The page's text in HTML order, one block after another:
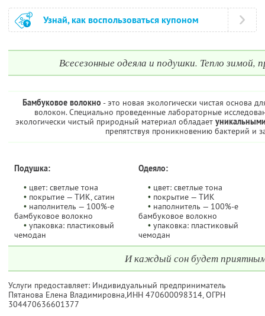
Узнай, как воспользоваться купоном
Всесезонные одеяла и подушки. Тепло зимой,
Бамбуковое волокно - это новая экологически чистая основа
волокон. Специально проведенные лабораторные
экологически чистый природный материал обладает
препятствуя проникновению бактерий и
Подушка:
• цвет: светлые тона
• покрытие — ТИК, сатин
• наполнитель — 100%-е
бамбуковое волокно
• упаковка: пластиковый
чемодан
Одеяло:
• цвет: светлые тона
• покрытие — ТИК
• наполнитель — 100%-е
бамбуковое волокно
• упаковка: пластиковый
чемодан
И каждый сон будет
Услуги предоставляет: Индивидуальный предприниматель
Пятанова Елена Владимировна,ИНН 470600098314, ОГРН
304470636601377